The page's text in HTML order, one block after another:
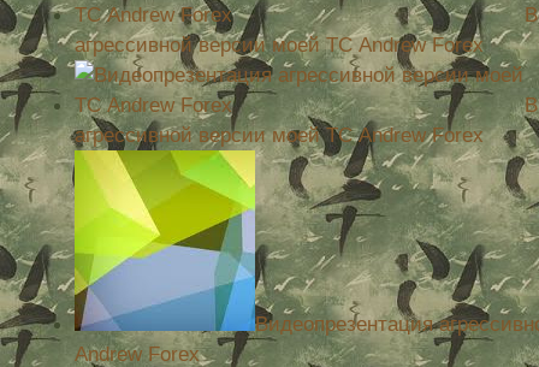
агрессивной версии моей ТС Andrew Forex
агрессивной версии моей ТС Andrew Forex
Видеопрезентация
Andrew Forex